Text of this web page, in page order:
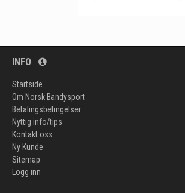
INFO
Startside
Om Norsk Bandysport
Betalingsbetingelser
Nyttig info/tips
Kontakt oss
Ny Kunde
Sitemap
Logg inn